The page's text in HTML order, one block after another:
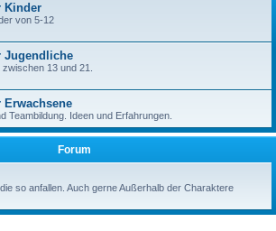
Kinder
von 5-12
Jugendliche
13 und 21.
Erwachsene
Teambildung. Ideen und Erfahrungen.
Forum
so anfallen. Auch gerne Außerhalb der Charaktere